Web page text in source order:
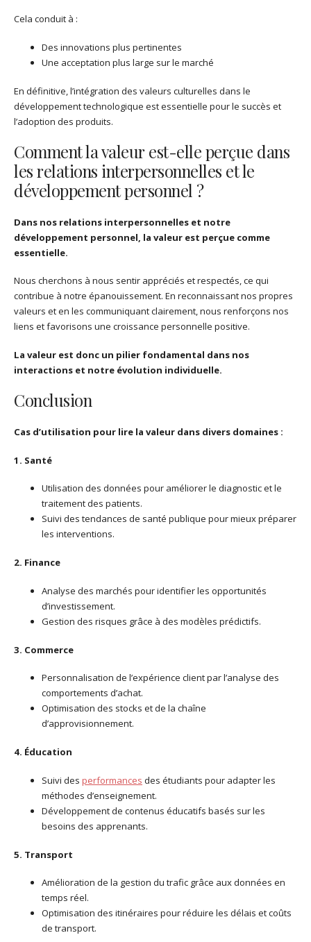
Cela conduit à :
Des innovations plus pertinentes
Une acceptation plus large sur le marché
En définitive, l’intégration des valeurs culturelles dans le
développement technologique est essentielle pour le succès et
l’adoption des produits.
Comment la valeur est-elle perçue dans
les relations interpersonnelles et le
développement personnel ?
Dans nos relations interpersonnelles et notre
développement personnel, la valeur est perçue comme
essentielle.
Nous cherchons à nous sentir appréciés et respectés, ce qui
contribue à notre épanouissement. En reconnaissant nos propres
valeurs et en les communiquant clairement, nous renforçons nos
liens et favorisons une croissance personnelle positive.
La valeur est donc un pilier fondamental dans nos
interactions et notre évolution individuelle.
Conclusion
Cas d’utilisation pour lire la valeur dans divers domaines :
1. Santé
Utilisation des données pour améliorer le diagnostic et le
traitement des patients.
Suivi des tendances de santé publique pour mieux préparer
les interventions.
2. Finance
Analyse des marchés pour identifier les opportunités
d’investissement.
Gestion des risques grâce à des modèles prédictifs.
3. Commerce
Personnalisation de l’expérience client par l’analyse des
comportements d’achat.
Optimisation des stocks et de la chaîne
d’approvisionnement.
4. Éducation
Suivi des performances des étudiants pour adapter les
méthodes d’enseignement.
Développement de contenus éducatifs basés sur les
besoins des apprenants.
5. Transport
Amélioration de la gestion du trafic grâce aux données en
temps réel.
Optimisation des itinéraires pour réduire les délais et coûts
de transport.